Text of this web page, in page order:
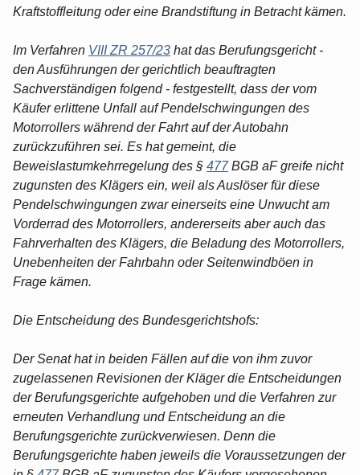
Kraftstoffleitung oder eine Brandstiftung in Betracht kämen.
Im Verfahren VIII ZR 257/23 hat das Berufungsgericht -
den Ausführungen der gerichtlich beauftragten
Sachverständigen folgend - festgestellt, dass der vom
Käufer erlittene Unfall auf Pendelschwingungen des
Motorrollers während der Fahrt auf der Autobahn
zurückzuführen sei. Es hat gemeint, die
Beweislastumkehrregelung des § 477BGB aF greife nicht
zugunsten des Klägers ein, weil als Auslöser für diese
Pendelschwingungen zwar einerseits eine Unwucht am
Vorderrad des Motorrollers, andererseits aber auch das
Fahrverhalten des Klägers, die Beladung des Motorrollers,
Unebenheiten der Fahrbahn oder Seitenwindböen in
Frage kämen.
Die Entscheidung des Bundesgerichtshofs:
Der Senat hat in beiden Fällen auf die von ihm zuvor
zugelassenen Revisionen der Kläger die Entscheidungen
der Berufungsgerichte aufgehoben und die Verfahren zur
erneuten Verhandlung und Entscheidung an die
Berufungsgerichte zurückverwiesen. Denn die
Berufungsgerichte haben jeweils die Voraussetzungen der